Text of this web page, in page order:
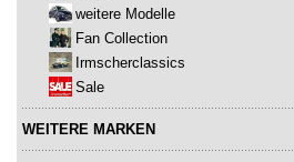
weitere Modelle
Fan Collection
Irmscherclassics
Sale
WEITERE MARKEN